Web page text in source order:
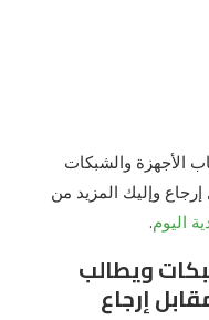
الأجهزة والشبكات
وإليك المزيد من
اليوم.
ويطالب
إرجاع